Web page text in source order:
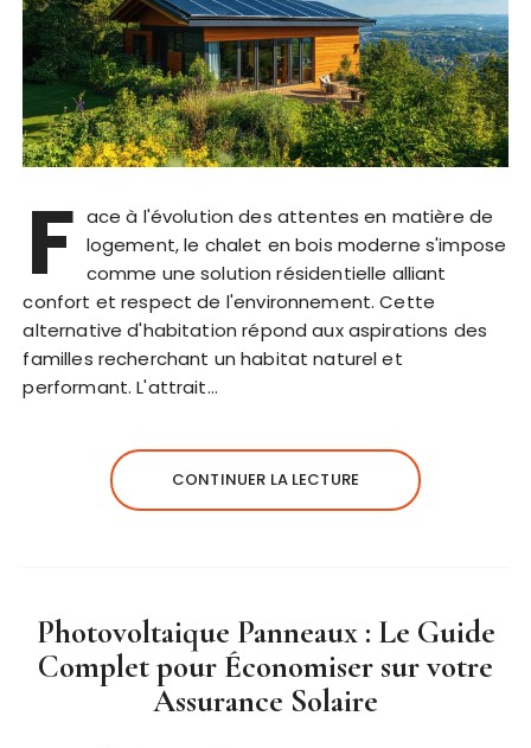
F ace à l'évolution des attentes en matière de
logement, le chalet en bois moderne s'impose
comme une solution résidentielle alliant
confort et respect de l'environnement. Cette
alternative d'habitation répond aux aspirations des
familles recherchant un habitat naturel et
performant. L'attrait…
CONTINUER LA LECTURE
Photovoltaique Panneaux : Le Guide
Complet pour Économiser sur votre
Assurance Solaire